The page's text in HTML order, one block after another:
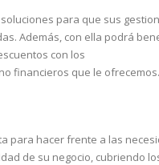
para que sus
Además, con ella podrá
con los
financieros que le ofrecemos.
para hacer frente a las
de su negocio, cubriendo